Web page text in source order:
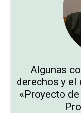
Algunas
derechos y el
«Proyecto